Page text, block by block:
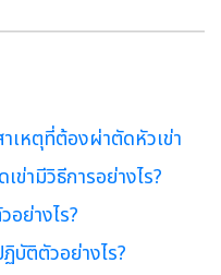
เหตุที่ต้องผ่าตัดหัวเข่า
ามีวิธีการอย่างไร?
อย่างไร?
บัติตัวอย่างไร?